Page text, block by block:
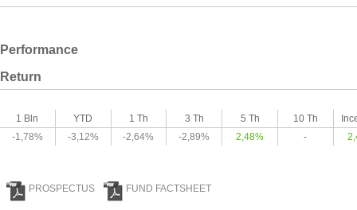
Performance
Return
1 Bln YTD 1 Th 3 Th 5 Th 10 Th
-1,78%
-3,12% -2,64% -2,89% 2,48% -
PROSPECTUS FUND FACTSHEET